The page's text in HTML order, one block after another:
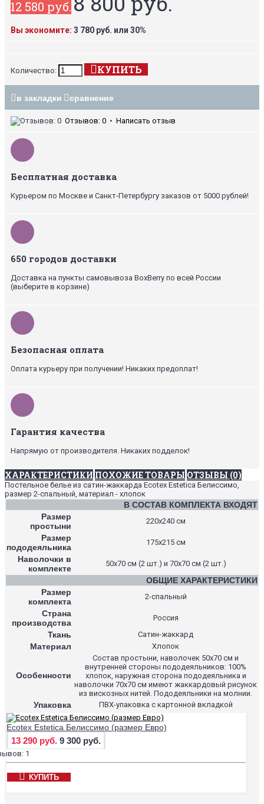
12 580 руб.
Вы экономите: 3 780 руб. или 30%
Количество: КУПИТЬ
в закладки сравнение
Отзывов: 0 • Написать отзыв
Бесплатная доставка
Курьером по Москве и Санкт-Петербургу заказов от 5000 рублей!
650 городов доставки
Доставка на пункты самовывоза BoxBerry по всей России
(выберите в корзине)
Безопасная оплата
Оплата курьеру при получении! Никаких предоплат!
Гарантия качества
Напрямую от производителя. Никаких подделок!
ХАРАКТЕРИСТИКИ ПОХОЖИЕ ТОВАРЫ ОТЗЫВЫ (0)
Постельное белье из сатин-жаккарда Ecotex Estetica Белиссимо,
размер 2-спальный, материал - хлопок
В СОСТАВ КОМПЛЕКТА ВХОДЯТ
Размер
простыни
220х240 см
Размер
пододеяльника
175х215 см
Наволочки в
комплекте
50х70 см (2 шт.) и 70х70 см (2 шт.)
ОБЩИЕ ХАРАКТЕРИСТИКИ
Размер
комплекта
2-спальный
Страна
производства
Россия
Ткань Сатин-жаккард
Материал Хлопок
Особенности
Состав простыни, наволочек 50х70 см и
внутренней стороны пододеяльников: 100%
хлопок, наружная сторона пододеяльника и
наволочки 70х70 см имеют жаккардовый рисунок
из вискозных нитей. Пододеяльники на молнии.
Упаковка ПВХ-упаковка с картонной вкладкой
Ecotex Estetica Белиссимо (размер Евро)
13 290 руб. 9 300 руб.
КУПИТЬ